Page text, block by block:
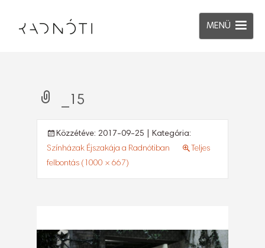
MENÜ
_15
Közzétéve: 2017-09-25 | Kategória:
Színházak Éjszakája a Radnótiban
Teljes
felbontás (1000 × 667)